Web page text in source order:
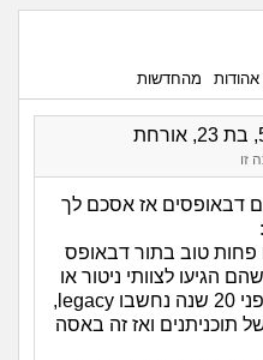
מהחדשות
זו
דבאופסים אז אסכם לך
פחות טוב בתור דבאופס
הגיעו לצוותי ניטור או
לצוותים עם טכנולוגיות שגם לפני 20 שנה נחשבו legacy,
תוכניתנים ואז זה באסה